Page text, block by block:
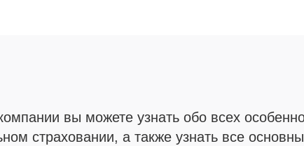
вы можете узнать обо всех
страховании, а также узнать все